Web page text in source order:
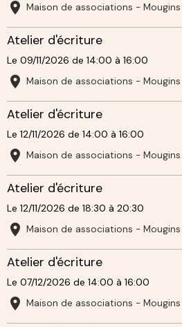
Maison de associations - Mougins
Atelier d'écriture
Le 09/11/2026 de 14:00 à 16:00
Maison de associations - Mougins
Atelier d'écriture
Le 12/11/2026 de 14:00 à 16:00
Maison de associations - Mougins
Atelier d'écriture
Le 12/11/2026 de 18:30 à 20:30
Maison de associations - Mougins
Atelier d'écriture
Le 07/12/2026 de 14:00 à 16:00
Maison de associations - Mougins